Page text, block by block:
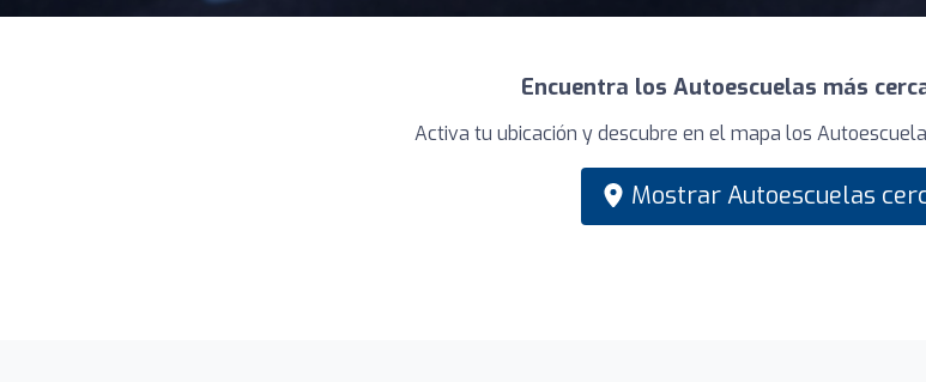
Encuentra los Autoescuelas más
Activa tu ubicación y descubre en el mapa los
Mostrar Autoescuelas